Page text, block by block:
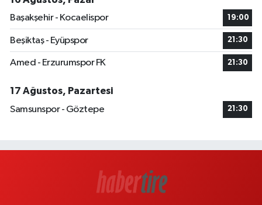
Başakşehir - Kocaelispor
19:00
Beşiktaş - Eyüpspor 21:30
Amed - Erzurumspor FK 21:30
17 Ağustos, Pazartesi
Samsunspor - Göztepe
21:30